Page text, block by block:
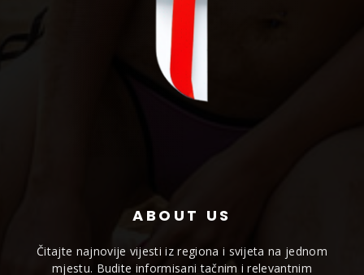
ABOUT US
Čitajte najnovije vijesti iz regiona i svijeta na jednom
mjestu. Budite informisani tačnim i relevantnim